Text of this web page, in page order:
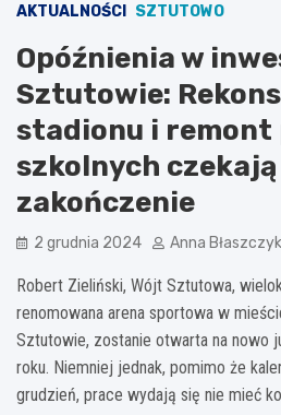
AKTUALNOŚCI SZTUTOWO
Opóźnienia w
Sztutowie:
stadionu i remont
szkolnych czekają
zakończenie
2 grudnia 2024 Anna Błaszczyk
Robert Zieliński, Wójt Sztutowa,
renomowana arena sportowa w
Sztutowie, zostanie otwarta na nowo
roku. Niemniej jednak, pomimo że
grudzień, prace wydają się nie mieć